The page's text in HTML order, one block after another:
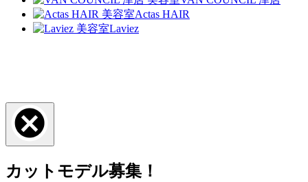
Actas HAIR
Laviez
カットモデル募集！